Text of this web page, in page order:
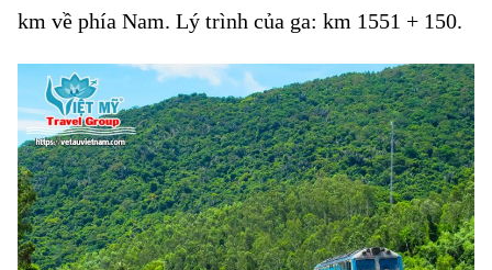
km về phía Nam. Lý trình của ga: km 1551 + 150.